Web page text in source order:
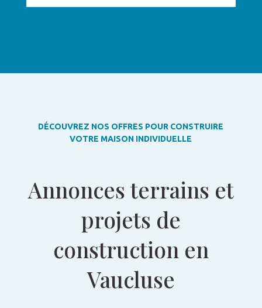
DÉCOUVREZ NOS OFFRES POUR CONSTRUIRE
VOTRE MAISON INDIVIDUELLE
Annonces terrains et
projets de
construction en
Vaucluse